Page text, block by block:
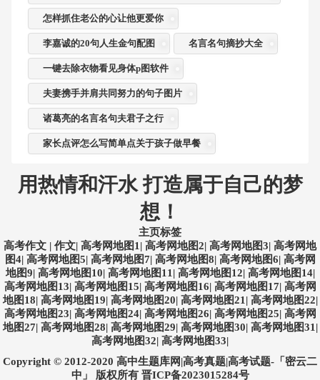
怎样抓住老公的心让他更爱你
李嘉诚的20句人生金句配图 名言名句摘抄大全
一键去除衣物看见身体p图软件
夫妻携手并肩共同努力的句子图片
诸葛亮的名言名句夫君子之行
家长点评怎么写简单点关于孩子做早餐
用热情和汗水 打造属于自己的梦
想！
主页标签
高考作文 | 作文| 高考网地图1 | 高考网地图2| 高考网地图3| 高考网地
图4| 高考网地图5| 高考网地图7| 高考网地图8| 高考网地图6| 高考网
地图9| 高考网地图10| 高考网地图11 | 高考网地图12| 高考网地图14|
高考网地图13| 高考网地图15| 高考网地图16| 高考网地图17| 高考网
地图18| 高考网地图19| 高考网地图20| 高考网地图21 | 高考网地图22|
高考网地图23| 高考网地图24| 高考网地图26| 高考网地图25| 高考网
地图27| 高考网地图28| 高考网地图29| 高考网地图30| 高考网地图31 |
高考网地图32| 高考网地图33|
Copyright © 2012-2020 高中生题库网|高考真题|高考试题-「密云二
中」
版权所有 晋ICP备2023015284号